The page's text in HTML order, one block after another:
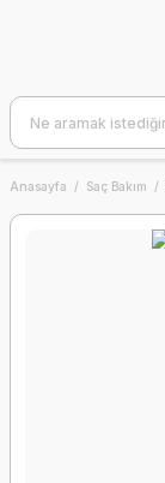
Anasayfa Saç Bakım